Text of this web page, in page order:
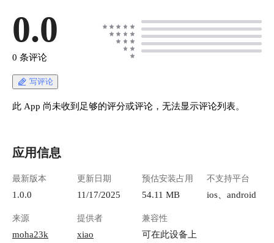
0.0
0 条评论
写评论
此 App 尚未收到足够的评分或评论，无法显示评论列表。
应用信息
最新版本
1.0.0
更新日期
11/17/2025
预估安装占用
54.11 MB
不支持平台
ios、android
来源
moha23k
提供者
xiao
兼容性
可在此设备上